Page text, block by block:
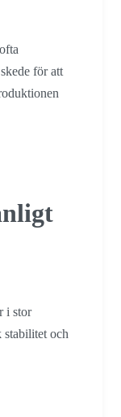
för att
i stor
stabilitet och